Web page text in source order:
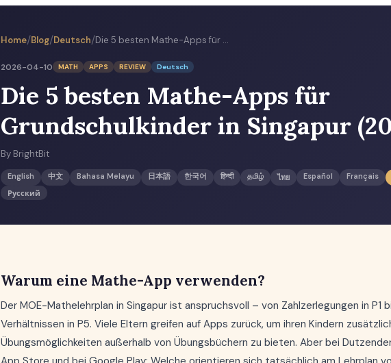
Home/Blog/Deutsch/ Die 5 besten Mathe-Apps für Grundschulkinder in Singapur (2026)
2026-04-10 MATH APPS REVIEW Deutsch
Die 5 besten Mathe-Apps für
Grundschulkinder in Singapur
By BrightBit
English 中文 Bahasa Melayu 日本語 한국어 हिन्दी தமிழ் ไทย Español Français
Русский
Warum eine Mathe-App verwenden?
Der MOE-Mathelehrplan in Singapur ist anspruchsvoll – von Zahlzerlegungen in P1
Verhältnissen in P5. Viele Eltern greifen auf Apps zurück, um ihren Kindern
Übungsmöglichkeiten außerhalb von Übungsbüchern zu bieten. Aber bei